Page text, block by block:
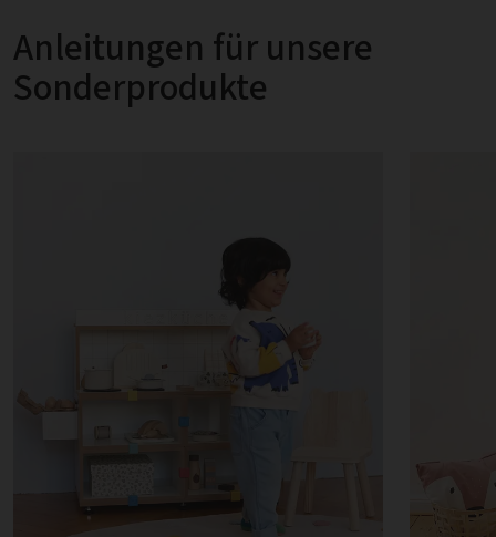
Anleitungen für unsere
Sonderprodukte